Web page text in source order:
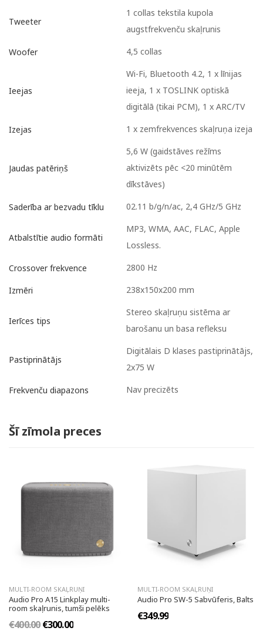
Tweeter
1 collas tekstila kupola
augstfrekvenču skaļrunis
Woofer 4,5 collas
Ieejas
Wi-Fi, Bluetooth 4.2, 1 x līnijas
ieeja, 1 x TOSLINK optiskā
digitālā (tikai PCM), 1 x ARC/TV
Izejas 1 x zemfrekvences skaļruņa izeja
Jaudas patēriņš
5,6 W (gaidstāves režīms
aktivizēts pēc <20 minūtēm
dīkstāves)
Saderība ar bezvadu tīklu 02.11 b/g/n/ac, 2,4 GHz/5 GHz
Atbalstītie audio formāti
MP3, WMA, AAC, FLAC, Apple
Lossless.
Crossover frekvence 2800 Hz
Izmēri 238x150x200 mm
Ierīces tips
Stereo skaļruņu sistēma ar
barošanu un basa refleksu
Pastiprinātājs
Digitālais D klases pastiprinātājs,
2x75 W
Frekvenču diapazons Nav precizēts
Šī zīmola preces
MULTI-ROOM SKAĻRUŅI
Audio Pro A15 Linkplay multi-
room skaļrunis, tumši pelēks
€400.00€300.00
MULTI-ROOM SKAĻRUŅI
Audio Pro SW-5 Sabvūferis, Balts
€349.99